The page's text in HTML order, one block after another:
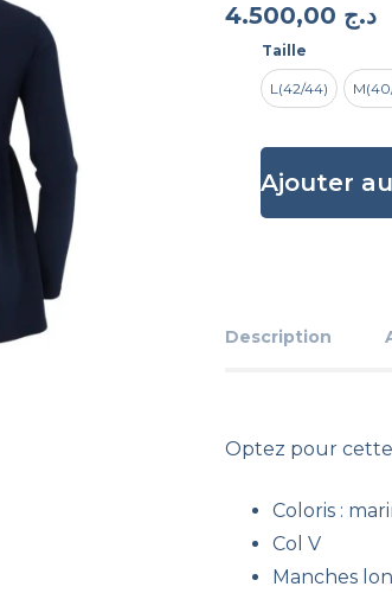
د.ج
Taille
L(42/44)
Ajouter
Description
Optez pour
Coloris :
Col V
Manches